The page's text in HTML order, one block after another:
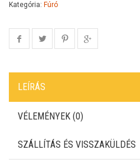
Kategória: Fúró
LEÍRÁS
VÉLEMÉNYEK (0)
SZÁLLÍTÁS ÉS VISSZAKÜLDÉS